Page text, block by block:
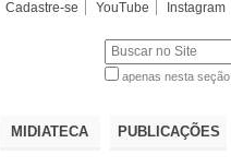
Cadastre-se YouTube Instagram
apenas nesta seção
MIDIATECA PUBLICAÇÕES